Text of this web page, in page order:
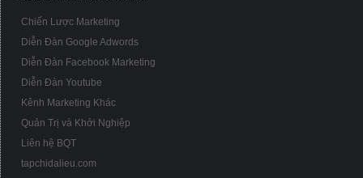
Chiến Lược Marketing
Diễn Đàn Google Adwords
Diễn Đàn Facebook Marketing
Diễn Đàn Youtube
Kênh Marketing Khác
Quản Trị và Khởi Nghiệp
Liên hệ BQT
tapchidalieu.com